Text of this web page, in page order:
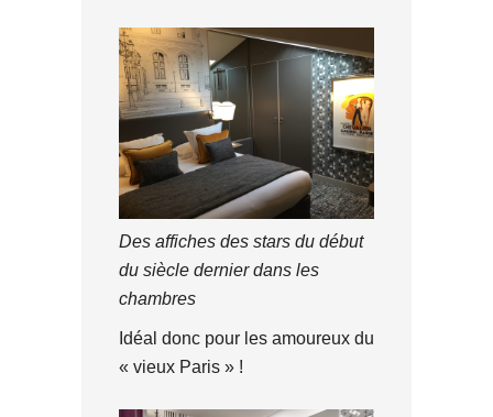
Des affiches des stars du début
du siècle dernier dans les
chambres
Idéal donc pour les amoureux du
« vieux Paris » !